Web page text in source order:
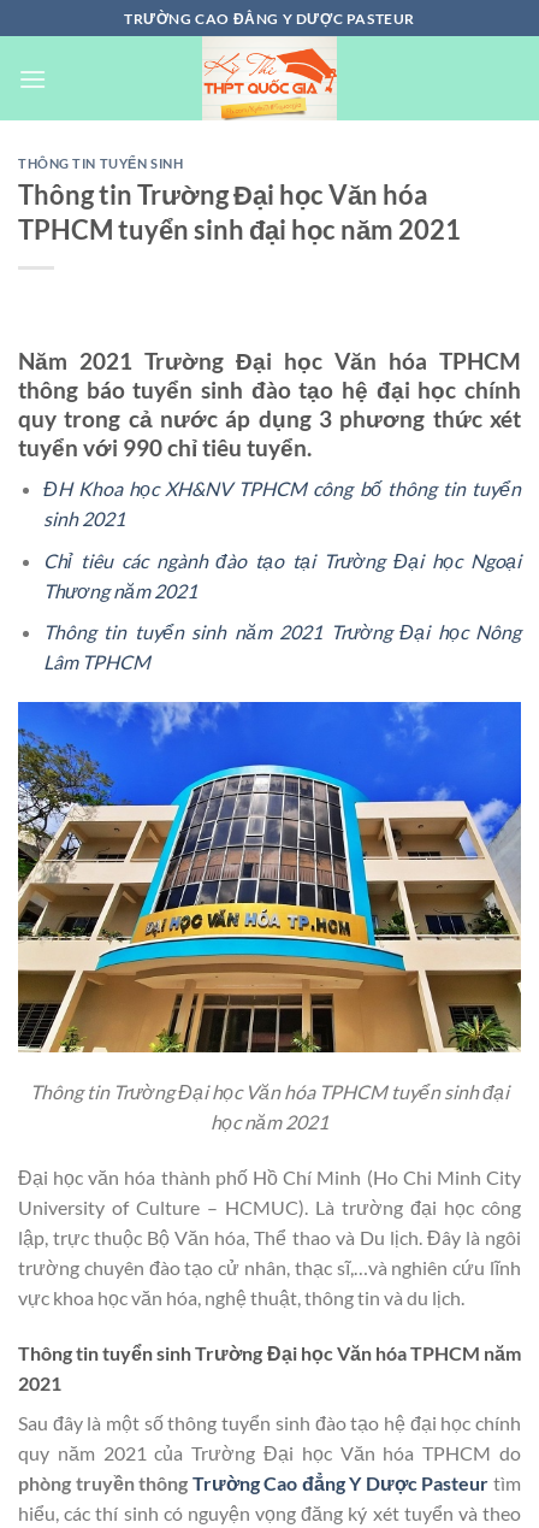
đến
nội
TRƯỜNG CAO ĐẲNG Y DƯỢC PASTEUR
THÔNG TIN TUYỂN SINH
Thông tin Trường Đại học Văn hóa
TPHCM tuyển sinh đại học năm 2021
Năm 2021 Trường Đại học Văn hóa TPHCM
thông báo tuyển sinh đào tạo hệ đại học chính
quy trong cả nước áp dụng 3 phương thức xét
tuyển với 990 chỉ tiêu tuyển.
ĐH Khoa học XH&NV TPHCM công bố thông tin tuyển
sinh 2021
Chỉ tiêu các ngành đào tạo tại Trường Đại học Ngoại
Thương năm 2021
Thông tin tuyển sinh năm 2021 Trường Đại học Nông
Lâm TPHCM
Thông tin Trường Đại học Văn hóa TPHCM tuyển sinh đại
học năm 2021
Đại học văn hóa thành phố Hồ Chí Minh (Ho Chi Minh City
University of Culture – HCMUC). Là trường đại học công
lập, trực thuộc Bộ Văn hóa, Thể thao và Du lịch. Đây là ngôi
trường chuyên đào tạo cử nhân, thạc sĩ,…và nghiên cứu lĩnh
vực khoa học văn hóa, nghệ thuật, thông tin và du lịch.
Thông tin tuyển sinh Trường Đại học Văn hóa TPHCM năm
2021
Sau đây là một số thông tuyển sinh đào tạo hệ đại học chính
quy năm 2021 của Trường Đại học Văn hóa TPHCM do
phòng truyền thông Trường Cao đẳng Y Dược Pasteur tìm
hiểu, các thí sinh có nguyện vọng đăng ký xét tuyển và theo